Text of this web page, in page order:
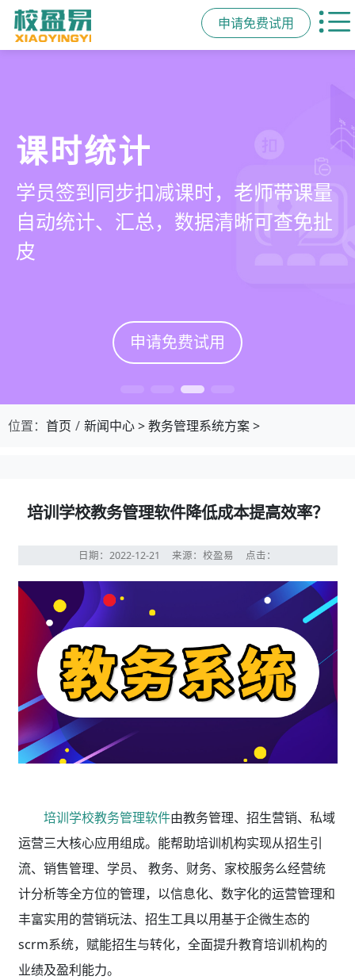
申请免费试用
家校互动
一部手机链接教师、学员、家长，沟
通互动零距离，服务贴心铸口碑促续
费
申请免费试用
管学校，用校盈易
培训机构教务管理系
统
有效提升运营管理效率45%
申请免费试用
智能排课
可视化排课，智能冲突异常检测提
醒，课表自动生成，一健导出，准确
高效
申请免费试用
课时统计
学员签到同步扣减课时，老师带课量
自动统计、汇总，数据清晰可查免扯
皮
申请免费试用
位置： 首页 新闻中心>教务管理系统方案>
培训学校教务管理软件降低成本提高效率？
日期：2022-12-21 来源：校盈易 点击：
培训学校教务管理软件由教务管理、招生营销、私域
运营三大核心应用组成。能帮助培训机构实现从招生引
流、销售管理、学员、 教务、财务、家校服务么经营统
计分析等全方位的管理，以信息化、数字化的运营管理和
丰富实用的营销玩法、招生工具以用基于企微生态的
scrm系统，赋能招生与转化，全面提升教育培训机构的
业绩及盈利能力。